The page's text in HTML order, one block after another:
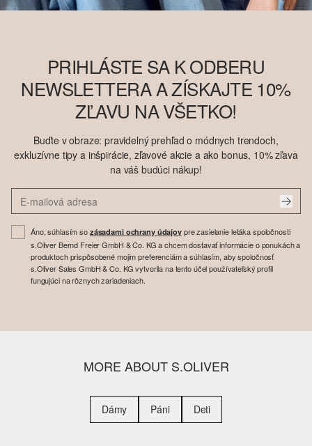
PRIHLÁSTE SA K ODBERU
NEWSLETTERA A ZÍSKAJTE 10%
ZĽAVU NA VŠETKO!
Buďte v obraze: pravidelný prehľad o módnych trendoch,
exkluzívne tipy a inšpirácie, zľavové akcie a ako bonus, 10% zľava
na váš budúci nákup!
Áno, súhlasím so zásadami ochrany údajovpre zasielanie letáka spoločnosti
s.Oliver Bernd Freier GmbH & Co. KG a chcem dostavať informácie o ponukách a
produktoch prispôsobené mojim preferenciám a súhlasím, aby spoločnosť
s.Oliver Sales GmbH & Co. KG vytvorila na tento účel používateľský profil
fungujúci na rôznych zariadeniach.
MORE ABOUT S.OLIVER
Dámy Páni Deti